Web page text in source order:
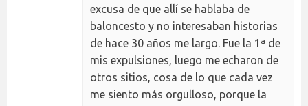
excusa de que allí se hablaba de
baloncesto y no interesaban historias
de hace 30 años me largo. Fue la 1ª de
mis expulsiones, luego me echaron de
otros sitios, cosa de lo que cada vez
me siento más orgulloso, porque la